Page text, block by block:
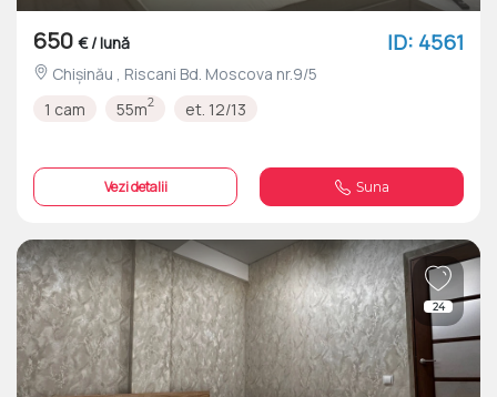
650 € / lună ID: 4561
Chișinău , Riscani Bd. Moscova nr.9/5
1 cam
55m2 et. 12/13
Vezi detalii Suna
24